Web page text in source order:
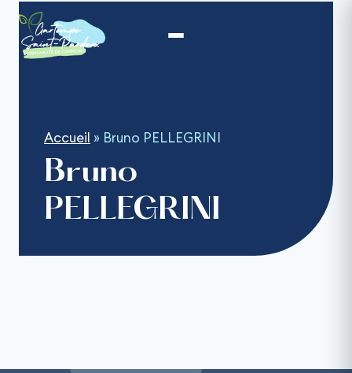
contenu
Accueil » Bruno PELLEGRINI
Bruno
PELLEGRINI